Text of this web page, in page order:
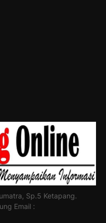
Sp.5 Ketapang.
Email :